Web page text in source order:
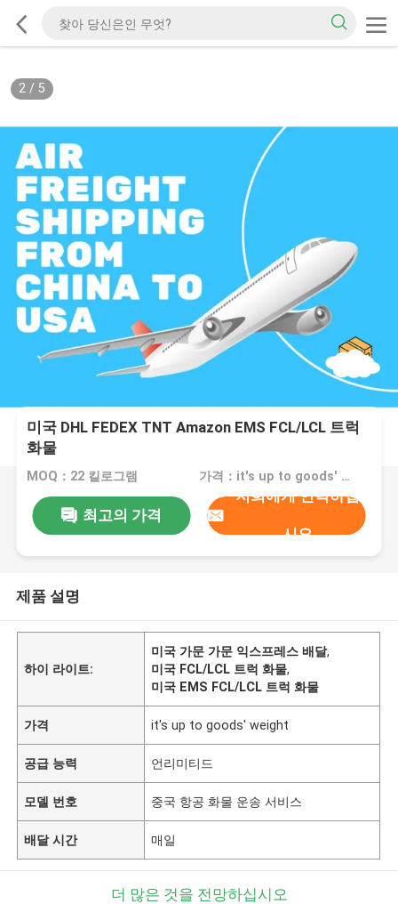
2/ 5
미국 DHL FEDEX TNT Amazon EMS FCL/LCL 트럭
화물
MOQ：22 킬로그램 가격：it's up to goods' weight
최고의 가격
저희에게 연락하십
시오
제품 설명
하이 라이트:
미국 가문 가문 익스프레스 배달,
미국 FCL/LCL 트럭 화물,
미국 EMS FCL/LCL 트럭 화물
가격 it's up to goods' weight
공급 능력 언리미티드
모델 번호 중국 항공 화물 운송 서비스
배달 시간 매일
더 많은 것을 전망하십시오